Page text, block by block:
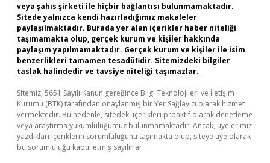
veya şahıs şirketi ile hiçbir bağlantısı bulunmamaktadır.
Sitede yalnızca kendi hazırladığımız makaleler
paylaşılmaktadır. Burada yer alan içerikler haber niteliği
taşımamakta olup, gerçek kurum ve kişiler hakkında
paylaşım yapılmamaktadır. Gerçek kurum ve kişiler ile isim
benzerlikleri tamamen tesadüfidir. Sitemizdeki bilgiler
taslak halindedir ve tavsiye niteliği taşımazlar.
Sitemiz, 5651 Sayılı Kanun gereğince Bilgi Teknolojileri ve İletişim
Kurumu (BTK) tarafından onaylanmış bir Yer Sağlayıcı olarak hizmet
vermektedir. Bu nedenle, sitedeki içerikleri proaktif olarak denetleme
veya araştırma yükümlülüğümüz bulunmamaktadır. Ancak, üyelerimiz
yazdıkları içeriklerin sorumluluğunu taşımakta olup, siteye üye olarak
bu sorumluluğu kabul etmiş sayılırlar.